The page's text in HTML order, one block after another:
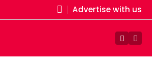
Advertise with us
Facebook